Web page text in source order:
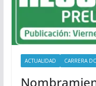
ACTUALIDAD CARRERA